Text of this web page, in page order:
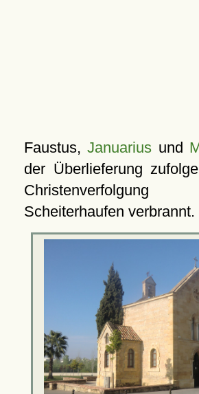
Faustus,Januarius und
der Überlieferung
Scheiterhaufen verbrannt.